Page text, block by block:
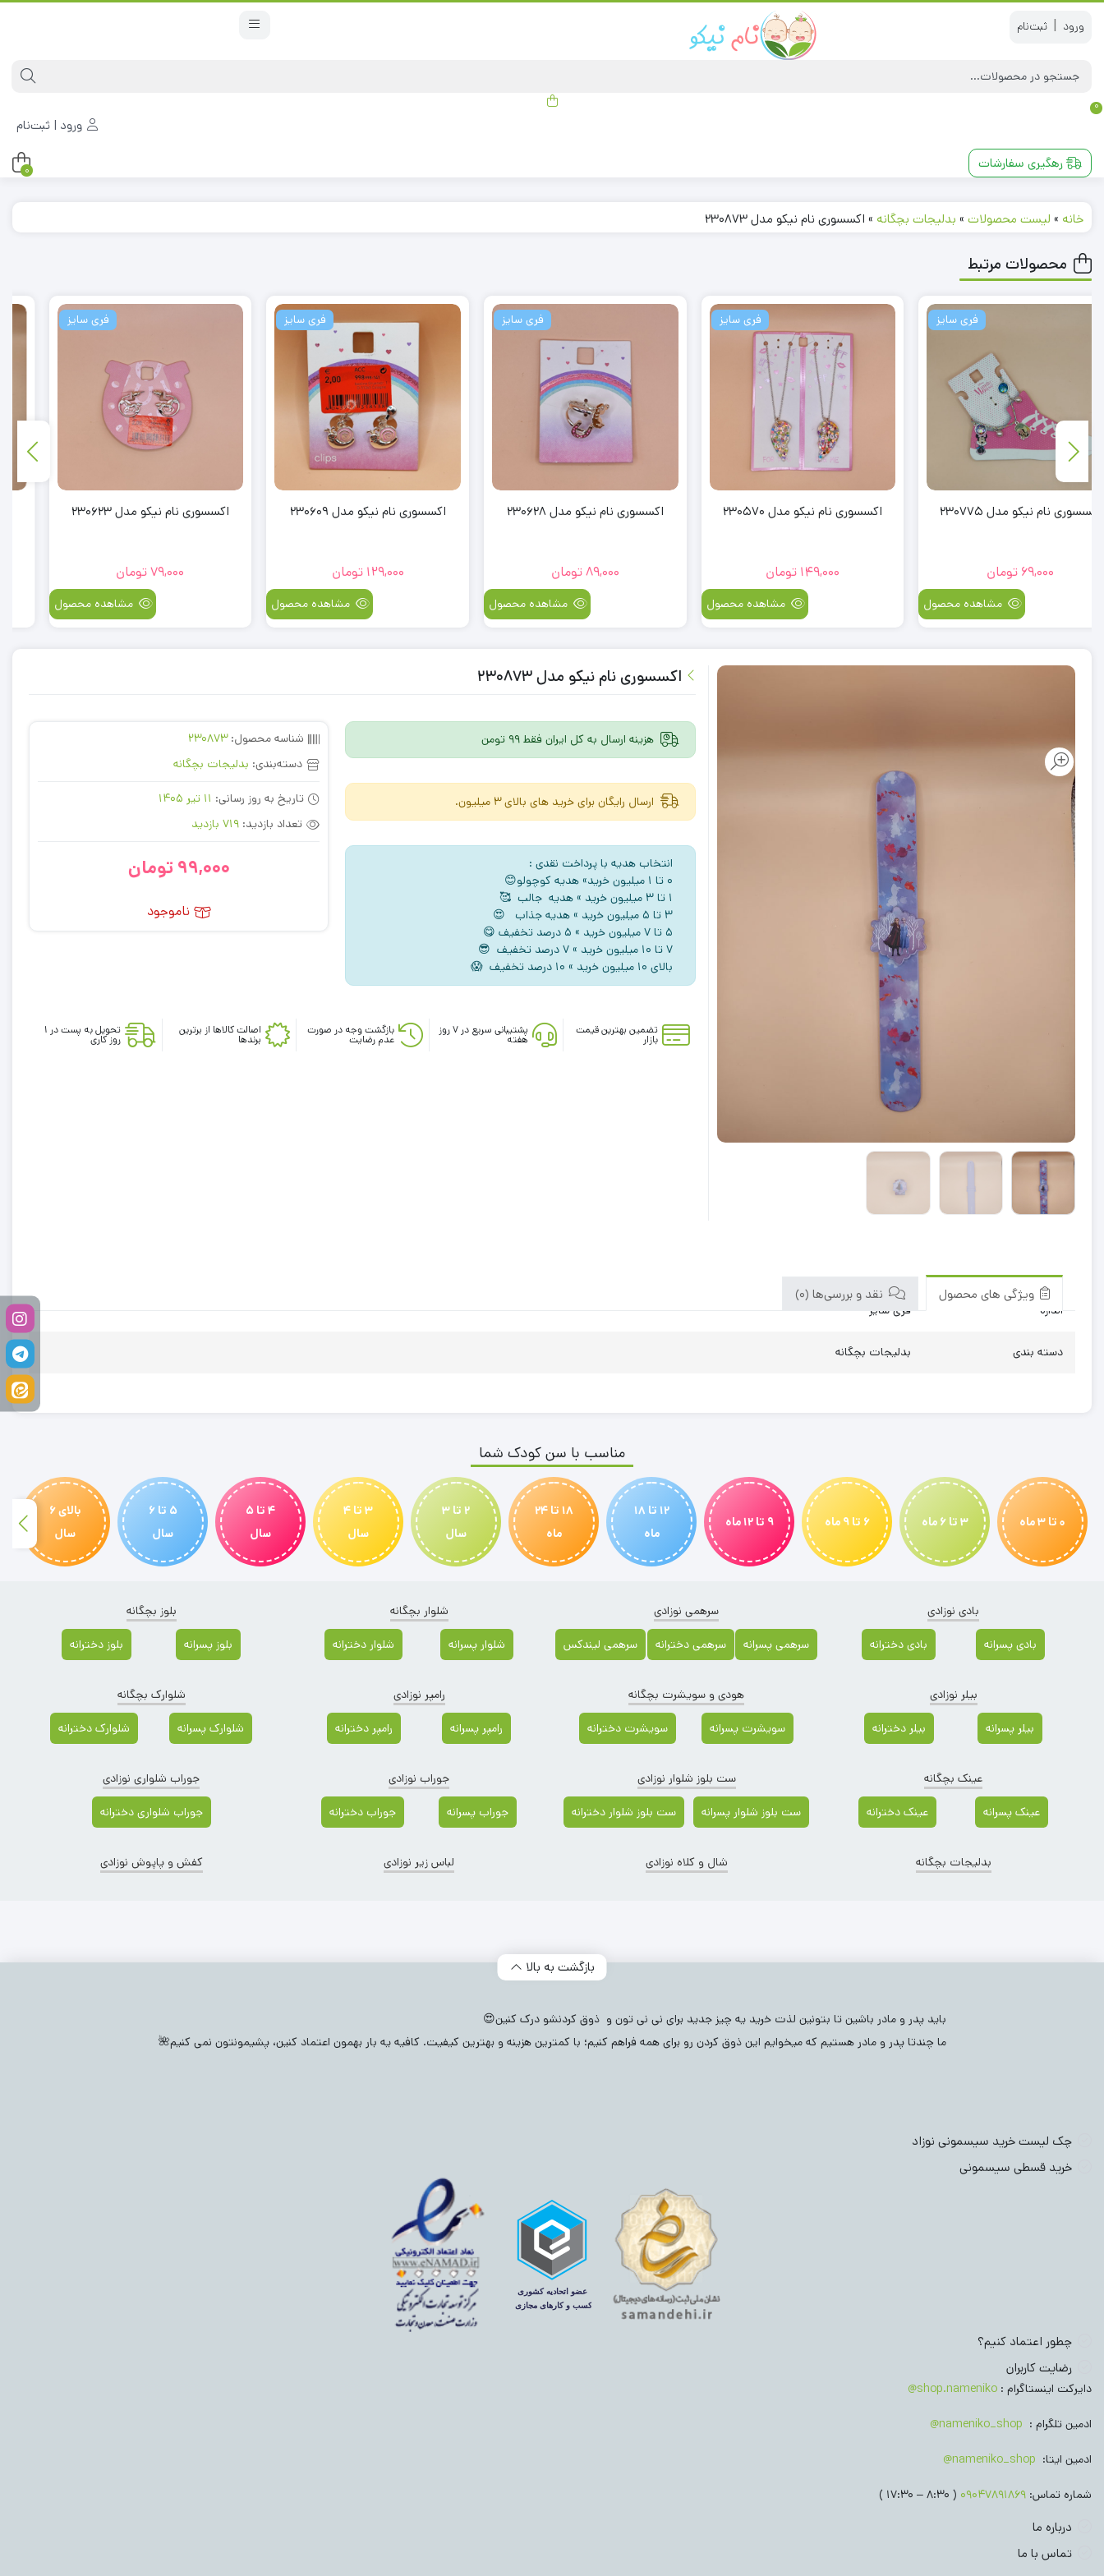
|
0
ورود | ثبت‌نام
رهگیری سفارشات 0
خانه » لیست محصولات » بدلیجات بچگانه » اکسسوری نام نیکو مدل 230873
محصولات مرتبط
فری سایز
اکسسوری نام نیکو مدل 230570
149,000
مشاهده محصول
فری سایز
اکسسوری نام نیکو مدل 230628
89,000تومان
مشاهده محصول
فری سایز
اکسسوری نام نیکو مدل 230609
129,000
مشاهده محصول
فری سایز
اکسسوری نام نیکو مدل 230623
79,000
مشاهده محصول
فری سایز
اکسسوری نام نیکو مدل 230903
89,000
مشاهده محصول
اکسسوری نام نیکو مدل 230873
هزینه ارسال به کل ایران فقط 99 تومن
ارسال رایگان برای خرید های بالای 3 میلیون.
انتخاب هدیه با پرداخت نقدی :
۰ تا ۱ میلیون خرید» هدیه کوچولو😊
۱ تا ۳ میلیون خرید » هدیه جالب 🥰
۳ تا ۵ میلیون خرید » هدیه جذاب 😍
5 تا ۷ میلیون خرید » ۵ درصد تخفیف 😋
۷ تا ۱۰ میلیون خرید » ۷ درصد تخفیف 😎
بالای ۱۰ میلیون خرید » ۱۰ درصد تخفیف 😱
شناسه محصول:230873
دسته‌بندی: بدلیجات بچگانه
تاریخ به روز رسانی: 11 تیر 1405
تعداد بازدید: 719 بازدید
99,000 تومان
ناموجود
تضمین بهترین قیمت
بازار
پشتیبانی سریع در ۷ روز
هفته
بازگشت وجه در صورت
عدم رضایت
اصالت کالاها از برترین
برندها
تحویل به پست در 1
روز کاری
ویژگی های محصول نقد و بررسی‌ها (0)
اندازه فری سایز
دسته بندی بدلیجات بچگانه
مناسب با سن کودک شما
0 تا 3 ماه 3 تا 6 ماه 6 تا 9 ماه 9 تا 12 ماه
12 تا 18
ماه
18 تا 24
ماه
2 تا 3
سال
3 تا 4
سال
4 تا 5
سال
5 تا 6
سال
بالای 6
سال
بادی نوزادی
بادی پسرانه بادی دخترانه
سرهمی نوزادی
سرهمی پسرانه سرهمی دخترانه سرهمی لیندکس
شلوار بچگانه
شلوار پسرانه شلوار دخترانه
بلوز بچگانه
بلوز پسرانه بلوز دخترانه
بیلر نوزادی
بیلر پسرانه بیلر دخترانه
هودی و سویشرت بچگانه
سویشرت پسرانه سویشرت دخترانه
رامپر نوزادی
رامپر پسرانه رامپر دخترانه
شلوارک بچگانه
شلوارک پسرانه شلوارک دخترانه
عینک بچگانه
عینک پسرانه عینک دخترانه
ست بلوز شلوار نوزادی
ست بلوز شلوار پسرانه ست بلوز شلوار دخترانه
جوراب نوزادی
جوراب پسرانه جوراب دخترانه
جوراب شلواری نوزادی
جوراب شلواری دخترانه
بدلیجات بچگانه شال و کلاه نوزادی لباس زیر نوزادی کفش و پاپوش نوزادی
ایراد دار(624) شلوارک بچگانه
وسایل بهداشتی نوزادی
کفش و پاپوش نوزادی بادی نوزادی (2082) شال و کلاه نوزادی
سویشرت بچگانه
سرهمی نوزادی(760) رامپر نوزادی (211) بیلر نوزادی(126) شلوار بچگانه (2218)
بازگشت به بالا
باید پدر و مادر باشین تا بتونین لذت خرید یه چیز جدید برای نی نی تون و ذوق کردنشو درک کنین😍
ما چندتا پدر و مادر هستیم که میخوایم این ذوق کردن رو برای همه فراهم کنیم؛ با کمترین هزینه و بهترین کیفیت. کافیه یه بار بهمون اعتماد کنین، پشیمونتون نمی کنیم🌺
چک لیست خرید سیسمونی نوزاد
خرید قسطی سیسمونی
چطور اعتماد کنیم؟
رضایت کاربران
دایرکت اینستاگرام : shop.nameniko@
ادمین تلگرام : nameniko_shop@
ادمین ایتا: nameniko_shop@
شماره تماس: 09047891869
( 8:30 – 17:30 )
درباره ما
تماس با ما